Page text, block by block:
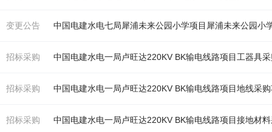
变更公告
招标采购 中国电建水电一局卢旺达220KV BK输电线路项目工器具
招标采购 中国电建水电一局卢旺达220KV BK输电线路项目地线采
招标采购 中国电建水电一局卢旺达220KV BK输电线路项目接地材